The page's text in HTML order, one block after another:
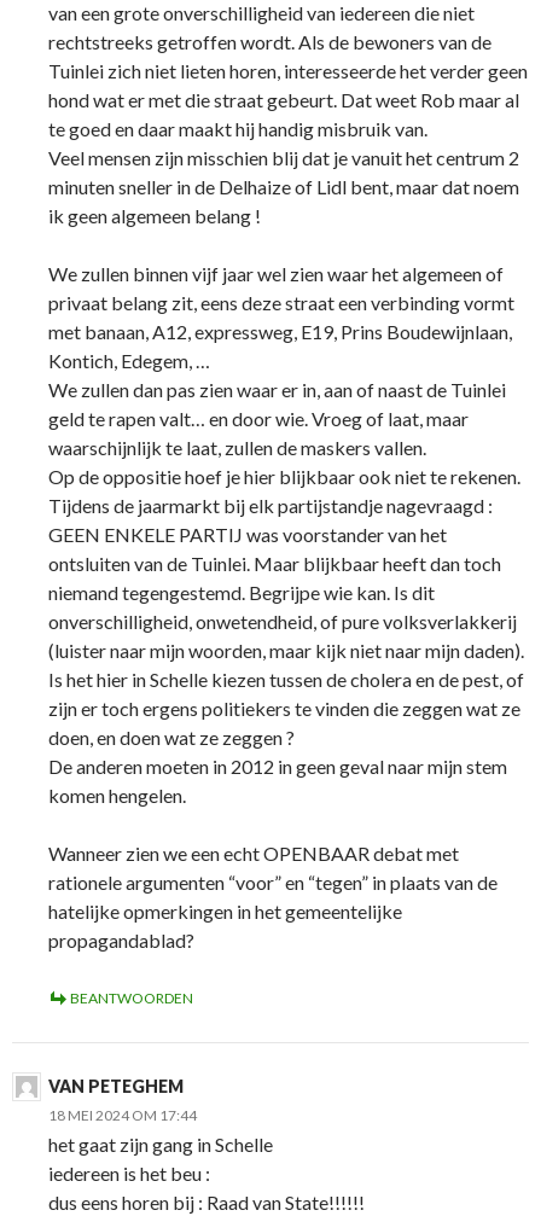
van een grote onverschilligheid van iedereen die niet
rechtstreeks getroffen wordt. Als de bewoners van de
Tuinlei zich niet lieten horen, interesseerde het verder geen
hond wat er met die straat gebeurt. Dat weet Rob maar al
te goed en daar maakt hij handig misbruik van.
Veel mensen zijn misschien blij dat je vanuit het centrum 2
minuten sneller in de Delhaize of Lidl bent, maar dat noem
ik geen algemeen belang !
We zullen binnen vijf jaar wel zien waar het algemeen of
privaat belang zit, eens deze straat een verbinding vormt
met banaan, A12, expressweg, E19, Prins Boudewijnlaan,
Kontich, Edegem, …
We zullen dan pas zien waar er in, aan of naast de Tuinlei
geld te rapen valt… en door wie. Vroeg of laat, maar
waarschijnlijk te laat, zullen de maskers vallen.
Op de oppositie hoef je hier blijkbaar ook niet te rekenen.
Tijdens de jaarmarkt bij elk partijstandje nagevraagd :
GEEN ENKELE PARTIJ was voorstander van het
ontsluiten van de Tuinlei. Maar blijkbaar heeft dan toch
niemand tegengestemd. Begrijpe wie kan. Is dit
onverschilligheid, onwetendheid, of pure volksverlakkerij
(luister naar mijn woorden, maar kijk niet naar mijn daden).
Is het hier in Schelle kiezen tussen de cholera en de pest, of
zijn er toch ergens politiekers te vinden die zeggen wat ze
doen, en doen wat ze zeggen ?
De anderen moeten in 2012 in geen geval naar mijn stem
komen hengelen.
Wanneer zien we een echt OPENBAAR debat met
rationele argumenten “voor” en “tegen” in plaats van de
hatelijke opmerkingen in het gemeentelijke
propagandablad?
BEANTWOORDEN
VAN PETEGHEM
18 MEI 2024 OM 17:44
het gaat zijn gang in Schelle
iedereen is het beu :
dus eens horen bij : Raad van State!!!!!!